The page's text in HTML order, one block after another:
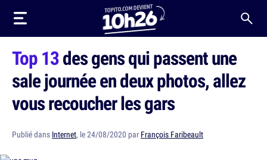
Top 13des gens qui passent une
sale journée en deux photos, allez
vous recoucher les gars
Publié dans Internet, le 24/08/2020 par François Faribeault